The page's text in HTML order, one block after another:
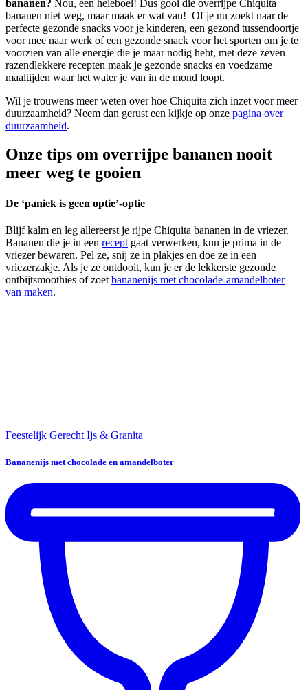
bananen? Nou, een heleboel! Dus gooi die overrijpe Chiquita
bananen niet weg, maar maak er wat van! Of je nu zoekt naar de
perfecte gezonde snacks voor je kinderen, een gezond tussendoortje
voor mee naar werk of een gezonde snack voor het sporten om je te
voorzien van alle energie die je maar nodig hebt, met deze zeven
razendlekkere recepten maak je gezonde snacks en voedzame
maaltijden waar het water je van in de mond loopt.
Wil je trouwens meer weten over hoe Chiquita zich inzet voor meer
duurzaamheid? Neem dan gerust een kijkje op onze pagina over
duurzaamheid.
Onze tips om overrijpe bananen nooit
meer weg te gooien
De ‘paniek is geen optie’-optie
Blijf kalm en leg allereerst je rijpe Chiquita bananen in de vriezer.
Bananen die je in een recept gaat verwerken, kun je prima in de
vriezer bewaren. Pel ze, snij ze in plakjes en doe ze in een
vriezerzakje. Als je ze ontdooit, kun je er de lekkerste gezonde
ontbijtsmoothies of zoet bananenijs met chocolade-amandelboter
van maken.
Feestelijk Gerecht Ijs & Granita
Bananenijs met chocolade en amandelboter